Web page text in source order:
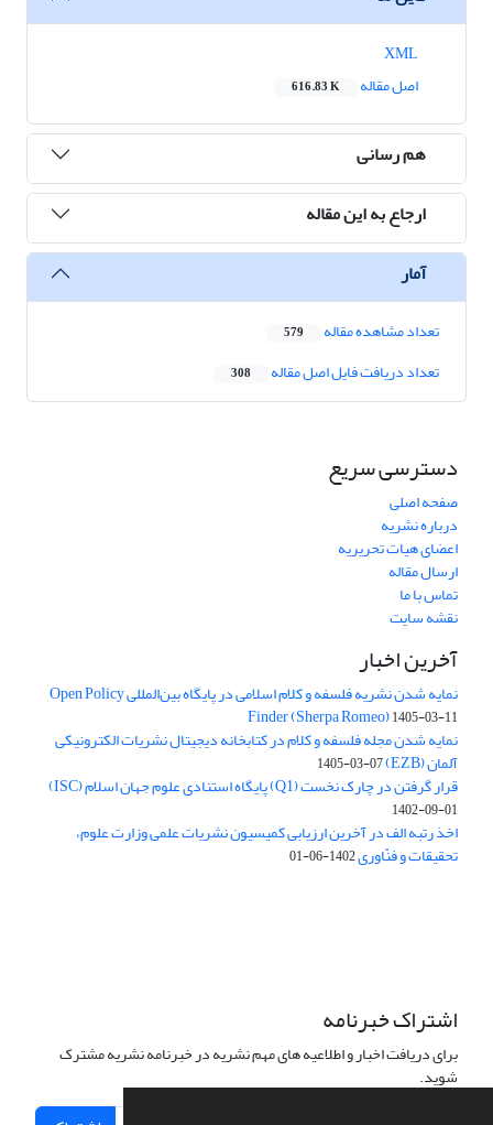
اصل مقاله
616.83 K
هم رسانی
ارجاع به این مقاله
آمار
تعداد مشاهده مقاله 579
تعداد دریافت فایل اصل مقاله 308
دسترسی سریع
صفحه اصلی
درباره نشریه
اعضای هیات تحریریه
ارسال مقاله
تماس با ما
نقشه سایت
آخرین اخبار
نمایه شدن نشریه فلسفه و کلام اسلامی در پایگاه بین‌المللی Open Policy
Finder (Sherpa Romeo)1405-03-11
نمایه شدن مجله فلسفه و کلام در کتابخانه دیجیتال نشریات الکترونیکی
آلمان (EZB) 1405-03-07
قرار گرفتن در چارک نخست (Q1) پایگاه استنادی علوم جهان اسلام (ISC)
1402-09-01
اخذ رتبه الف در آخرین ارزیابی کمیسیون نشریات علمی وزارت علوم،
تحقیقات و فنّاوری1402-06-01
اشتراک خبرنامه
برای دریافت اخبار و اطلاعیه های مهم نشریه در خبرنامه نشریه مشترک
شوید.